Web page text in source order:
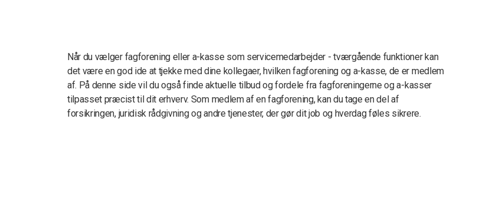
Når du vælger fagforening eller a-kasse som servicemedarbejder - tværgående funktioner kan
det være en god ide at tjekke med dine kollegaer, hvilken fagforening og a-kasse, de er medlem
af. På denne side vil du også finde aktuelle tilbud og fordele fra fagforeningerne og a-kasser
tilpasset præcist til dit erhverv. Som medlem af en fagforening, kan du tage en del af
forsikringen, juridisk rådgivning og andre tjenester, der gør dit job og hverdag føles sikrere.